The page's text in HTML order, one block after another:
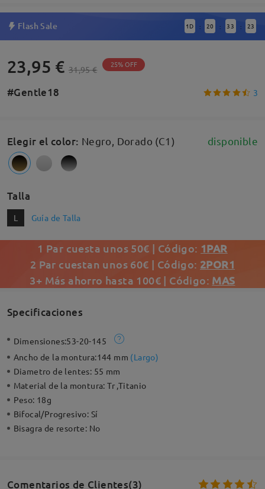
Flash Sale 1 D : 20 : 33 : 22
23,95 € 31,95 € 25% OFF
#Gentle18 3
Elegir el color: Negro, Dorado (C1) disponible
Talla
L Guía de Talla
1 Par cuesta unos 50€ | Código: 1PAR
2 Par cuestan unos 60€ | Código: 2POR1
3+ Más ahorro hasta 100€ | Código: MAS
Specificaciones
Dimensiones:53-20-145
Ancho de la montura:144 mm (Largo)
Diametro de lentes: 55 mm
Material de la montura:Tr ,Titanio
Peso: 18g
Bifocal/Progresivo: Sí
Bisagra de resorte: No
Comentarios de Clientes(3)